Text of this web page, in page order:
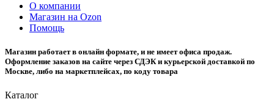
О компании
Магазин на Ozon
Помощь
Магазин работает в онлайн формате, и не имеет офиса продаж.
Оформление заказов на сайте через СДЭК и курьерской доставкой по
Москве, либо на маркетплейсах, по коду товара
Каталог